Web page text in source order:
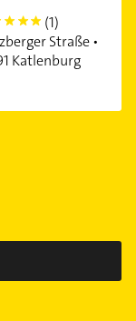
(1)
Straße •
Katlenburg